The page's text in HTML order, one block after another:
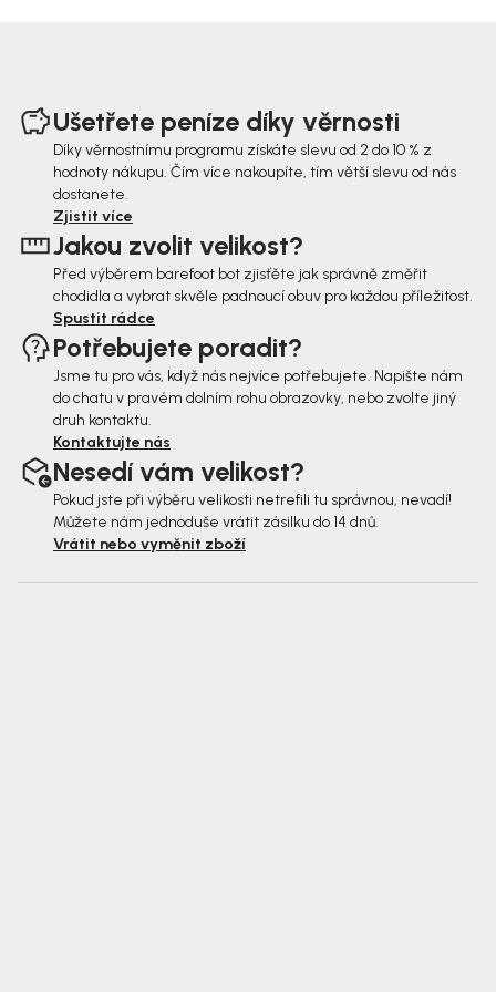
Ušetřete peníze díky věrnosti
Díky věrnostnímu programu získáte slevu od 2 do 10 % z
hodnoty nákupu. Čím více nakoupíte, tím větší slevu od nás
dostanete.
Zjistit více
Jakou zvolit velikost?
Před výběrem barefoot bot zjisťěte jak správně změřit
chodidla a vybrat skvěle padnoucí obuv pro každou příležitost.
Spustit rádce
Potřebujete poradit?
Jsme tu pro vás, když nás nejvíce potřebujete. Napište nám
do chatu v pravém dolním rohu obrazovky, nebo zvolte jiný
druh kontaktu.
Kontaktujte nás
Nesedí vám velikost?
Pokud jste při výběru velikosti netrefili tu správnou, nevadí!
Můžete nám jednoduše vrátit zásilku do 14 dnů.
Vrátit nebo vyměnit zboží